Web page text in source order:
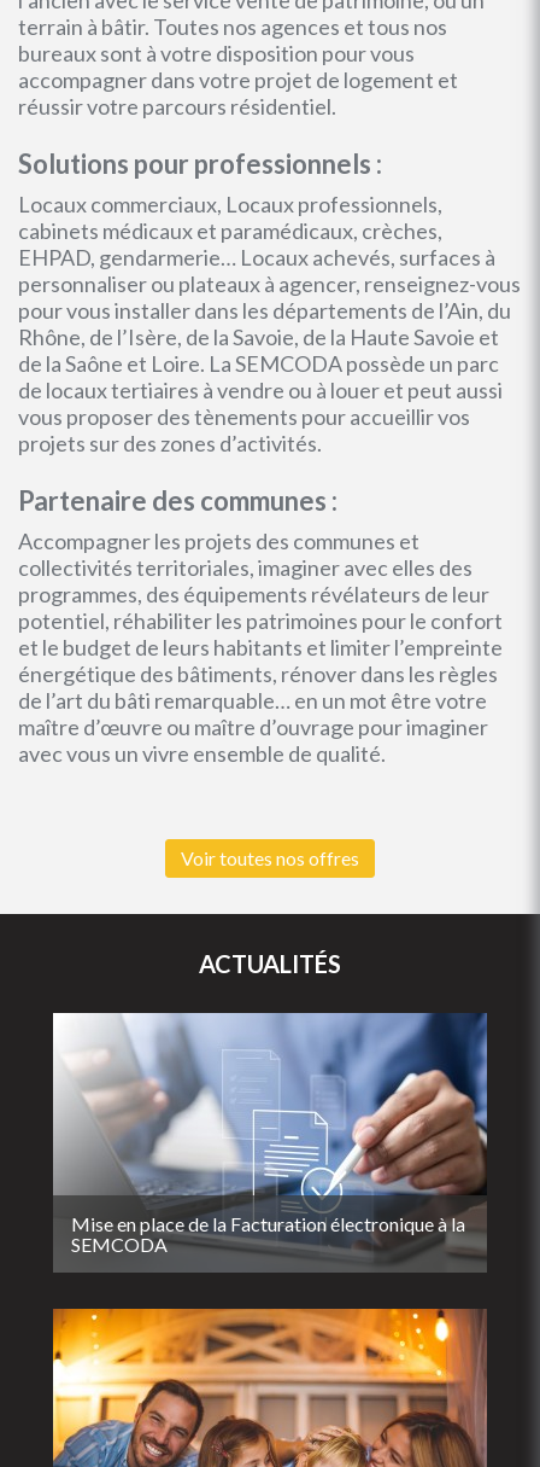
terrain à bâtir. Toutes nos agences et tous nos
bureaux sont à votre disposition pour vous
accompagner dans votre projet de logement et
réussir votre parcours résidentiel.
Solutions pour professionnels :
Locaux commerciaux, Locaux professionnels,
cabinets médicaux et paramédicaux, crèches,
EHPAD, gendarmerie… Locaux achevés, surfaces à
personnaliser ou plateaux à agencer, renseignez-vous
pour vous installer dans les départements de l’Ain, du
Rhône, de l’Isère, de la Savoie, de la Haute Savoie et
de la Saône et Loire. La SEMCODA possède un parc
de locaux tertiaires à vendre ou à louer et peut aussi
vous proposer des tènements pour accueillir vos
projets sur des zones d’activités.
Partenaire des communes :
Accompagner les projets des communes et
collectivités territoriales, imaginer avec elles des
programmes, des équipements révélateurs de leur
potentiel, réhabiliter les patrimoines pour le confort
et le budget de leurs habitants et limiter l’empreinte
énergétique des bâtiments, rénover dans les règles
de l’art du bâti remarquable… en un mot être votre
maître d’œuvre ou maître d’ouvrage pour imaginer
avec vous un vivre ensemble de qualité.
Voir toutes nos offres
ACTUALITÉS
Mise en place de la Facturation électronique à la
SEMCODA